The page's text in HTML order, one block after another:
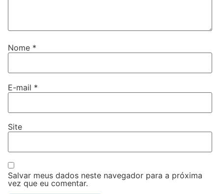
Nome *
E-mail *
Site
Salvar meus dados neste navegador para a próxima
vez que eu comentar.